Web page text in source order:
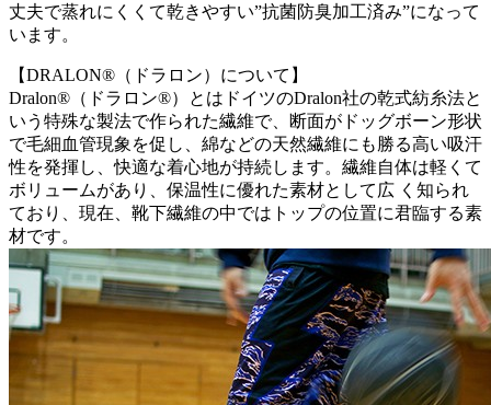
丈夫で蒸れにくくて乾きやすい”抗菌防臭加工済み”になって
います。
【DRALON®（ドラロン）について】
Dralon®（ドラロン®）とはドイツのDralon社の乾式紡糸法と
いう特殊な製法で作られた繊維で、断面がドッグボーン形状
で毛細血管現象を促し、綿などの天然繊維にも勝る高い吸汗
性を発揮し、快適な着心地が持続します。繊維自体は軽くて
ボリュームがあり、保温性に優れた素材として広 く知られ
ており、現在、靴下繊維の中ではトップの位置に君臨する素
材です。